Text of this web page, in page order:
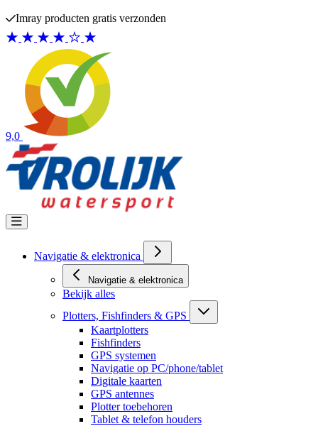
Imray producten gratis verzonden
9,0
Navigatie & elektronica
Navigatie & elektronica
Bekijk alles
Plotters, Fishfinders & GPS
Kaartplotters
Fishfinders
GPS systemen
Navigatie op PC/phone/tablet
Digitale kaarten
GPS antennes
Plotter toebehoren
Tablet & telefon houders